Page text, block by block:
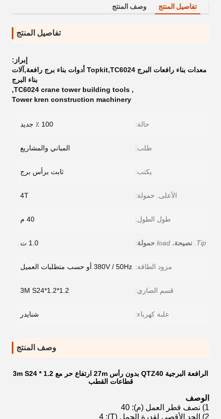
تفاصيل المنتج وصف المنتج
تفاصيل المنتج
إبراز:
معدات بناء رافعات البرج Topkit,TC6024 أدوات بناء برج رافعة,آلات
بناء البرج
,
TC6024 crane tower building tools
,
Tower kren construction machinery
حالة: 100 ٪ جديد
طلب: المباني والمشاريع
يكتب: ثابت برأس برج
الأعلى. حمولة: 4T
طول الطول: 40 م
Tip. نصيحة. load حمولة: 1.0 ت
مزود الطاقة: 380V / 50Hz أو حسب متطلبات العميل
قسم الصاري: 1.2*1.2*3M S24
علبة كهرباء: شنايدر
وصف المنتج
الرافعة البرجية QTZ40 بدون رأس 27m ارتفاع حر مع 1.2 * 3m S24
قطاعات القطب
الوصف
1) نصف قطر العمل (م): 40
2) الحد الأقصى لقدرة الحمل (T): 4